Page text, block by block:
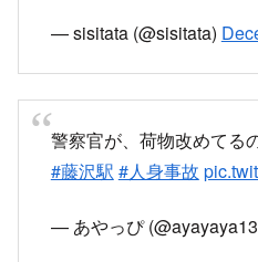
— sisitata (@sisitata)
警察官が、荷物改めてる
#藤沢駅 #人身事故
— あやっぴ